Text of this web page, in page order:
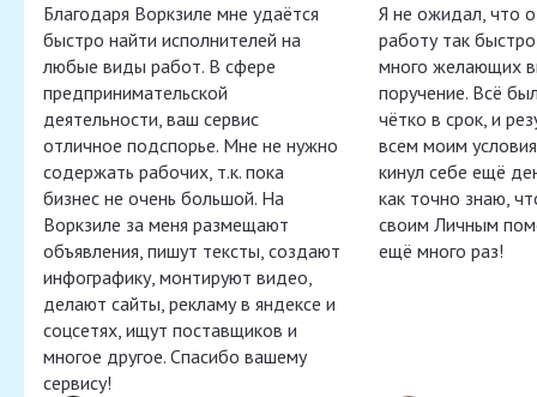
Благодаря Воркзиле мне удаётся
быстро найти исполнителей на
любые виды работ. В сфере
предпринимательской
деятельности, ваш сервис
отличное подспорье. Мне не нужно
содержать рабочих, т.к. пока
бизнес не очень большой. На
Воркзиле за меня размещают
объявления, пишут тексты, создают
инфографику, монтируют видео,
делают сайты, рекламу в яндексе и
соцсетях, ищут поставщиков и
многое другое. Спасибо вашему
сервису!
Я не ожидал, что
работу так
много желающих
поручение. Всё
чётко в срок, и
всем моим
кинул себе ещё
как точно знаю,
своим Личным
ещё много раз!